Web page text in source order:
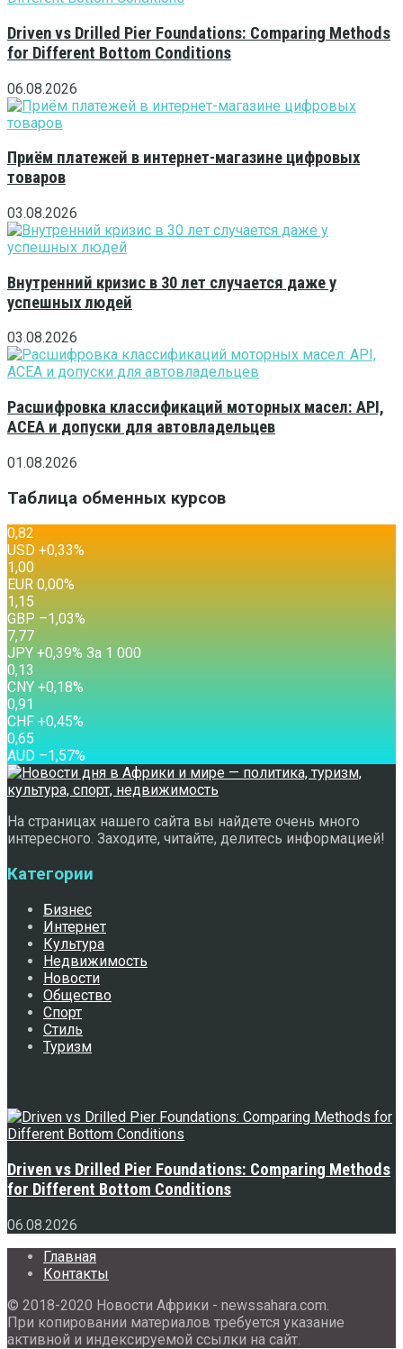
Driven vs Drilled Pier Foundations: Comparing Methods
for Different Bottom Conditions
06.08.2026
Приём платежей в интернет-магазине цифровых
товаров
03.08.2026
Внутренний кризис в 30 лет случается даже у
успешных людей
03.08.2026
Расшифровка классификаций моторных масел: API,
ACEA и допуски для автовладельцев
01.08.2026
Таблица обменных курсов
0,82
USD +0,33%
1,00
EUR 0,00%
1,15
GBP –1,03%
7,77
JPY +0,39% За 1 000
0,13
CNY +0,18%
0,91
CHF +0,45%
0,65
AUD –1,57%
На страницах нашего сайта вы найдете очень много
интересного. Заходите, читайте, делитесь информацией!
Категории
Бизнес
Интернет
Культура
Недвижимость
Новости
Общество
Спорт
Стиль
Туризм
Driven vs Drilled Pier Foundations: Comparing Methods
for Different Bottom Conditions
06.08.2026
Главная
Контакты
© 2018-2020 Новости Африки - newssahara.com.
При копировании материалов требуется указание
активной и индексируемой ссылки на сайт.